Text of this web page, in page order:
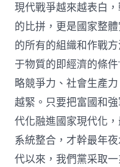
現代戰爭越來越表白
的比拼，更是國家整
的所有的組織和作戰
于物質的即經濟的條
略競爭力、社會生產
越緊。只要把富國和
代化融進國家現代化
系統整合，才幹最年
代以來，我們黨采取